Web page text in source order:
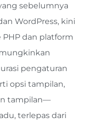
sebelumnya
WordPress, kini
dan platform
pengaturan
opsi tampilan,
tampilan—
terlepas dari